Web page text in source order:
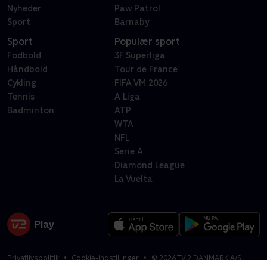
Nyheder
Sport
Paw Patrol
Barnaby
Sport
Fodbold
Håndbold
Cykling
Tennis
Badminton
Populær sport
3F Superliga
Tour de France
FIFA VM 2026
A Liga
ATP
WTA
NFL
Serie A
Diamond League
La Vuelta
Privatlivspolitik Cookie-indstillinger © 2026TV 2 DANMARK A/S